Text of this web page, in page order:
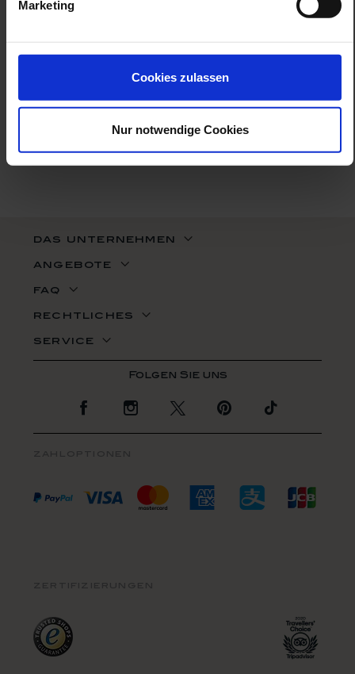
Marketing
Cookies zulassen
Nur notwendige Cookies
お申し込み時にご案内いたします
das unternehmen
angebote
faq
rechtliches
service
Zur Facebook Seite
Zur Instagram Seite
Zur Twitter Seite
Zur Pinterest